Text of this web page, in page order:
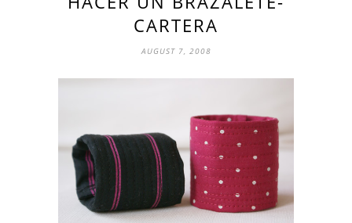
CARTERA
AUGUST 7, 2008